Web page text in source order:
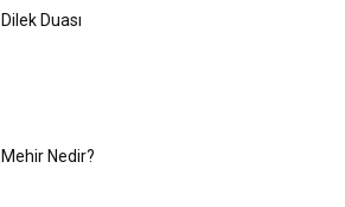
Dilek Duası
Mehir Nedir?